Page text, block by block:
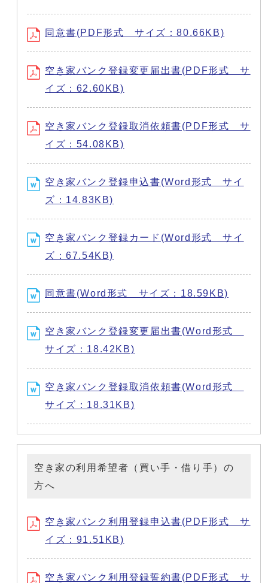
同意書(PDF形式 サイズ：80.66KB)
空き家バンク登録変更届出書(PDF形式 サ
イズ：62.60KB)
空き家バンク登録取消依頼書(PDF形式 サ
イズ：54.08KB)
空き家バンク登録申込書(Word形式 サイ
ズ：14.83KB)
空き家バンク登録カード(Word形式 サイ
ズ：67.54KB)
同意書(Word形式 サイズ：18.59KB)
空き家バンク登録変更届出書(Word形式
サイズ：18.42KB)
空き家バンク登録取消依頼書(Word形式
サイズ：18.31KB)
空き家の利用希望者（買い手・借り手）の
方へ
空き家バンク利用登録申込書(PDF形式 サ
イズ：91.51KB)
空き家バンク利用登録誓約書(PDF形式 サ